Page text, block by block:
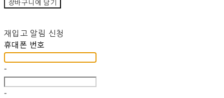
장바구니에 담기
재입고 알림 신청
휴대폰 번호
-
-